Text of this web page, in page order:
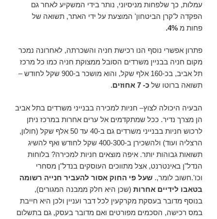
עמלות, כך שלפחות מניסיוני, נותר בידי המשקיע לאחר גם
הפקדה ל'קרן הביטחון' המוצעת על ידי האתר, תשואה של
פחות מ
פתרון אפשרי נוסף הנו רכישת חניה והשכרתה, לאחרונה נמכר
מקום חניה בבניין משרדים הסובל ממצוקת חניה כמו כל מרכז
תל אביב, בכ-160 אלף שקל, והוא מושכר ב-900 שקל לחודש –
תשואה ברוטו של כ- 7 אחוזים .
הבעיה היכולה לצוץ– חניות למכירה בבנייני משרדים בתל אביב
הן מצרך נדיר. ככל שמתקדמים אל ערים אחרות במרכז ניתן
לרכוש חניות בבנייני משרדים גם ב-40 עד 50 אלף שקל (חולון,
הרצליה ועוד) ולהשכירן ב-400-300 שקל לחודש ואף להשיג
תשואות גבוהות יותר. איפה מוצאים חניות למכירה? בלוחות
הנדל"ן באינטרנט, אצל מתווכים העוסקים בנדל"ן מסחרי
וכו'.חשוב לומר,. שעל פי החוק אסור להעביר חנייה רשומה
בטאבו לידיים אחרות (שכן היא חלק ממבנה המגורים),
בנוסף מדובר בעסקת מקרקעין לכל דבר ועניין ולכן היא חייבת
במס רכישה, הסכמים מפורטים ואם מדובר בעסק, גם בתשלום